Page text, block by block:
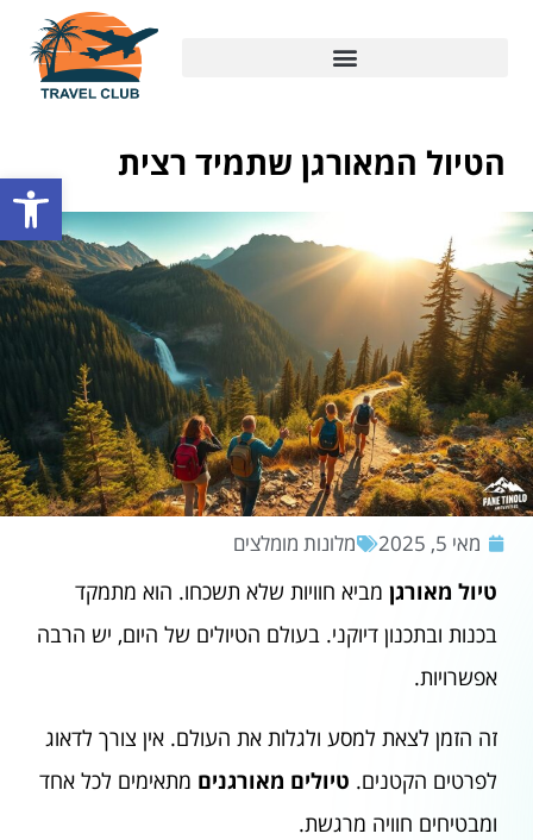
פתח
הטיול המאורגן שתמיד רצית
מאי 5, 2025 מלונות מומלצים
טיול מאורגן מביא חוויות שלא תשכחו. הוא מתמקד
בכנות ובתכנון דיוקני. בעולם הטיולים של היום, יש הרבה
אפשרויות.
זה הזמן לצאת למסע ולגלות את העולם. אין צורך לדאוג
לפרטים הקטנים. טיולים מאורגנים מתאימים לכל אחד
ומבטיחים חוויה מרגשת.